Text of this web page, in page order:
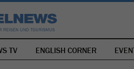
NAVIGATION
ÜBERSPRINGEN
TV ENGLISH CORNER